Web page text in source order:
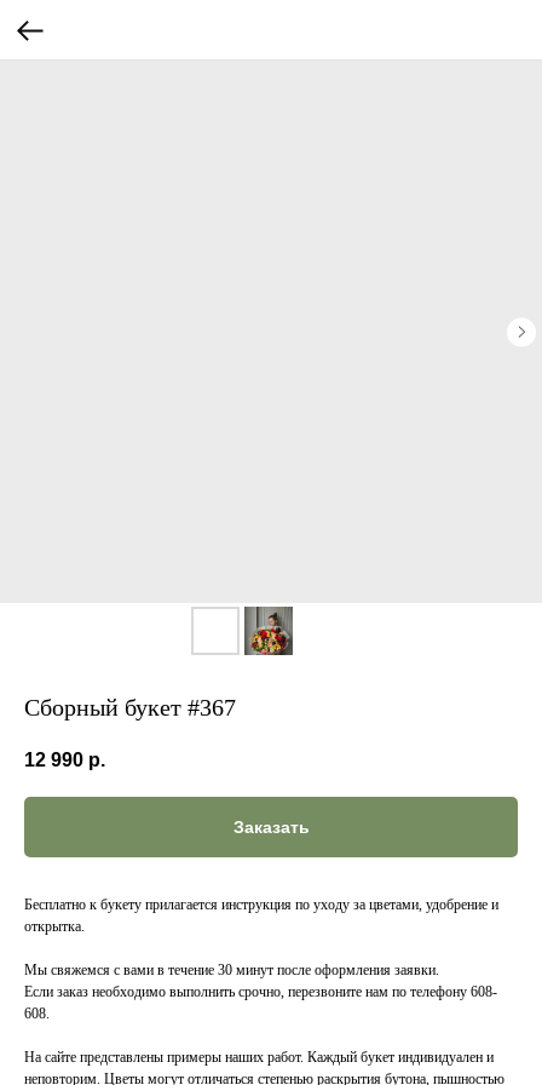
Сборный букет #367
12 990 р.
Заказать
Бесплатно к букету прилагается инструкция по уходу за цветами, удобрение и
открытка.
Мы свяжемся с вами в течение 30 минут после оформления заявки.
Если заказ необходимо выполнить срочно, перезвоните нам по телефону 608-
608.
На сайте представлены примеры наших работ. Каждый букет индивидуален и
неповторим. Цветы могут отличаться степенью раскрытия бутона, пышностью